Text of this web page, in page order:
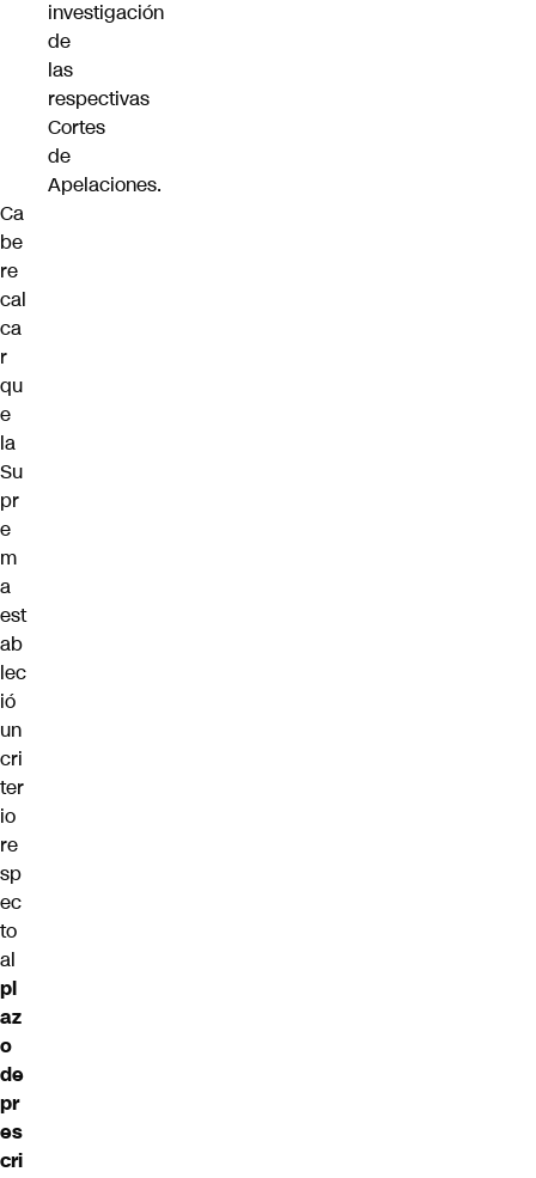
investigación
de
las
respectivas
Cortes
de
Apelaciones.
Ca
be
re
cal
ca
r
qu
e
la
Su
pr
e
m
a
est
ab
lec
ió
un
cri
ter
io
re
sp
ec
to
al
pl
az
o
de
pr
es
cri